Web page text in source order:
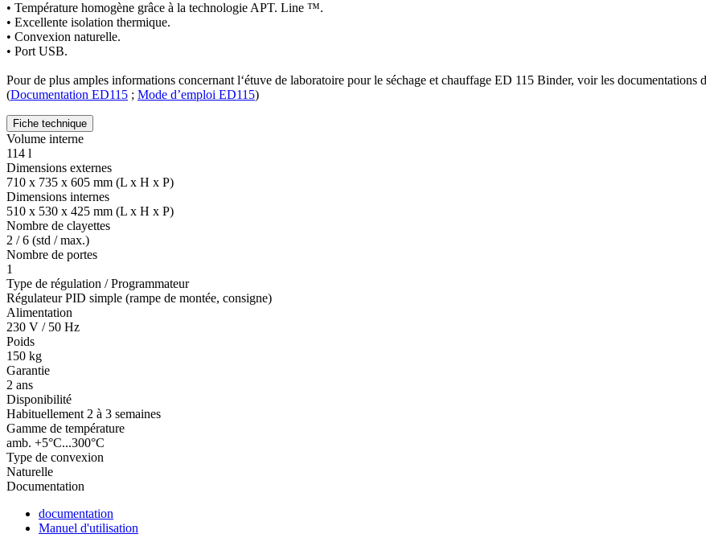
• Température homogène grâce à la technologie APT. Line ™.
• Excellente isolation thermique.
• Convexion naturelle.
• Port USB.
Pour de plus amples informations concernant l‘étuve de laboratoire pour le séchage et chauffage ED 115 Binder, voir les documentations
(Documentation ED115 ; Mode d’emploi ED115)
Fiche technique
Volume interne
114 l
Dimensions externes
710 x 735 x 605 mm (L x H x P)
Dimensions internes
510 x 530 x 425 mm (L x H x P)
Nombre de clayettes
2 / 6 (std / max.)
Nombre de portes
1
Type de régulation / Programmateur
Régulateur PID simple (rampe de montée, consigne)
Alimentation
230 V / 50 Hz
Poids
150 kg
Garantie
2 ans
Disponibilité
Habituellement 2 à 3 semaines
Gamme de température
amb. +5°C...300°C
Type de convexion
Naturelle
Documentation
documentation
Manuel d'utilisation